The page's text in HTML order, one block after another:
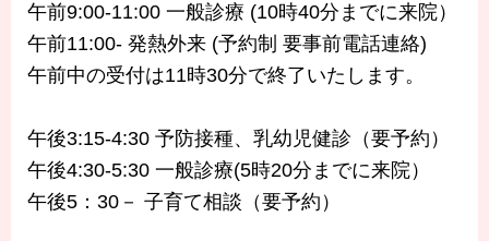
午前9:00-11:00 一般診療 (10時40分までに来院）
午前11:00- 発熱外来 (予約制 要事前電話連絡)
午前中の受付は11時30分で終了いたします。
午後3:15-4:30 予防接種、乳幼児健診（要予約）
午後4:30-5:30 一般診療(5時20分までに来院）
午後5：30－ 子育て相談（要予約）